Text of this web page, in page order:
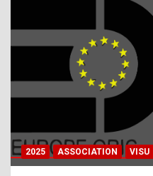
2025 ASSOCIATION VISU